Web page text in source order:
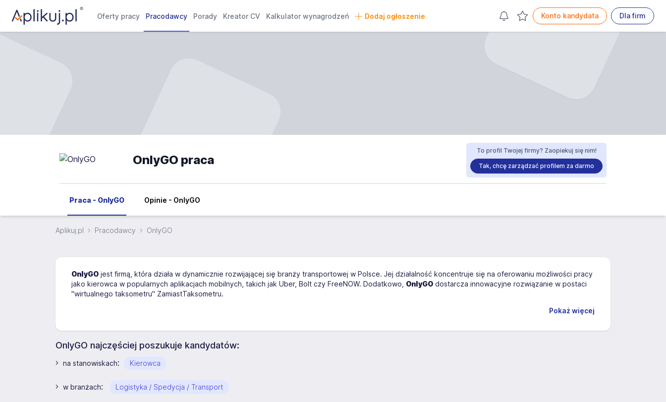
Oferty pracy Pracodawcy Porady Kreator CV Kalkulator wynagrodzeń Dodaj ogłoszenie Konto kandydata Dla firm
OnlyGO praca
To profil Twojej firmy? Zaopiekuj się nim!
Tak, chcę zarządzać profilem za darmo
Praca - OnlyGO Opinie - OnlyGO
Aplikuj.pl Pracodawcy OnlyGO
OnlyGO jest firmą, która działa w dynamicznie rozwijającej się branży transportowej w Polsce. Jej działalność koncentruje się na oferowaniu możliwości pracy
jako kierowca w popularnych aplikacjach mobilnych, takich jak Uber, Bolt czy FreeNOW. Dodatkowo, OnlyGO dostarcza innowacyjne rozwiązanie w postaci
"wirtualnego taksometru" ZamiastTaksometru.
Pokaż więcej
OnlyGO najczęściej poszukuje kandydatów:
na stanowiskach: Kierowca
w branżach: Logistyka / Spedycja / Transport